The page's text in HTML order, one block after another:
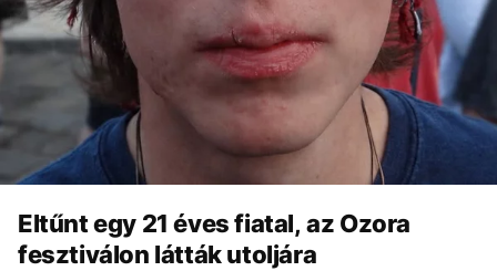
Eltűnt egy 21 éves fiatal, az Ozora
fesztiválon látták utoljára